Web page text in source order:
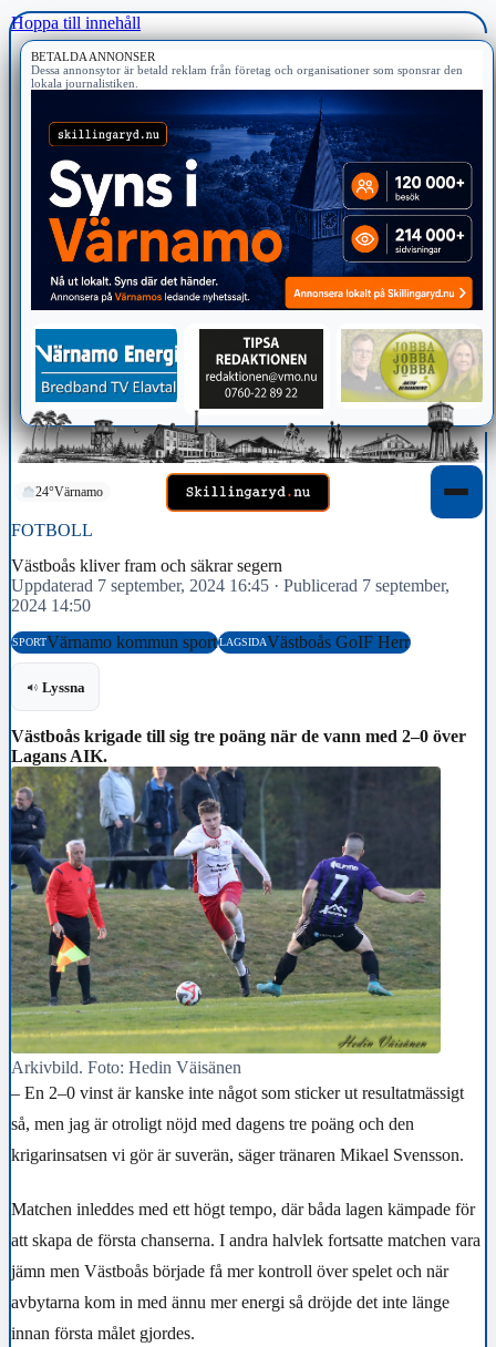
Hoppa till innehåll
BETALDA ANNONSER
Dessa annonsytor är betald reklam från företag och organisationer som sponsrar den
lokala journalistiken.
24°Värnamo
FOTBOLL
Västboås kliver fram och säkrar segern
Uppdaterad 7 september, 2024 16:45 · Publicerad 7 september,
2024 14:50
SPORTVärnamo kommun sportLAGSIDAVästboås GoIF Herr
Lyssna
Västboås krigade till sig tre poäng när de vann med 2–0 över
Lagans AIK.
Arkivbild. Foto: Hedin Väisänen
– En 2–0 vinst är kanske inte något som sticker ut resultatmässigt
så, men jag är otroligt nöjd med dagens tre poäng och den
krigarinsatsen vi gör är suverän, säger tränaren Mikael Svensson.
Matchen inleddes med ett högt tempo, där båda lagen kämpade för
att skapa de första chanserna. I andra halvlek fortsatte matchen vara
jämn men Västboås började få mer kontroll över spelet och när
avbytarna kom in med ännu mer energi så dröjde det inte länge
innan första målet gjordes.